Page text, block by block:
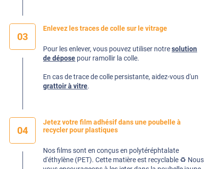
03
Enlevez les traces de colle sur le vitrage
Pour les enlever, vous pouvez utiliser notresolution
de dépose pour ramollir la colle.
En cas de trace de colle persistante, aidez-vous d'un
grattoir à vitre.
04
Jetez votre film adhésif dans une poubelle à
recycler pour plastiques
Nos films sont en conçus en polytéréphtalate
d'éthylène (PET). Cette matière est recyclable ♻️ Nous